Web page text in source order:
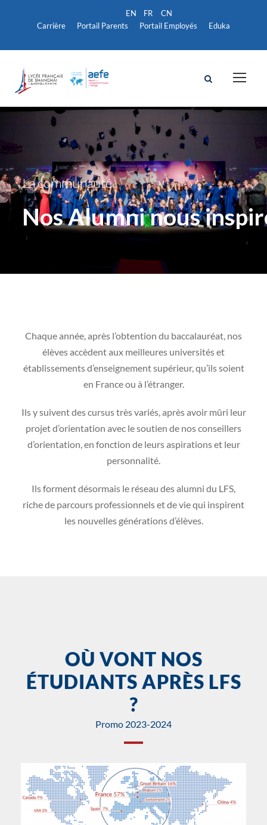
Carrière Portail Parents Portail Employés Eduka
La communauté
Nos Alumni nous
Chaque année, après l’obtention du baccalauréat, nos
élèves accèdent aux meilleures universités et
établissements d’enseignement supérieur, qu’ils soient
en France ou à l’étranger.
Ils y suivent des cursus très variés, après avoir mûri leur
projet d’orientation avec le soutien de nos conseillers
d’orientation, en fonction de leurs aspirations et leur
personnalité.
Ils forment désormais le réseau des alumni du LFS,
riche de parcours professionnels et de vie qui inspirent
les nouvelles générations d’élèves.
OÙ VONT NOS
ÉTUDIANTS APRÈS LFS
?
Promo 2023-2024